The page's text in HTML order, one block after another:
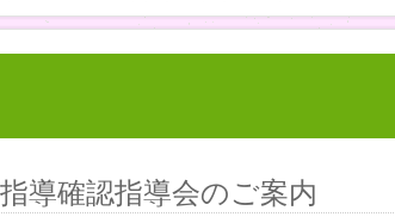
導確認指導会のご案内